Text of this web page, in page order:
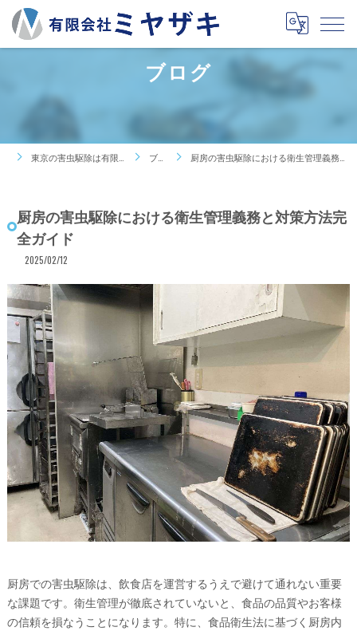
ブログ
東京の害虫駆除は有限会社ミヤザキ ブログ 厨房の害虫駆除における衛生管理義務と対策方法完全ガイド
厨房の害虫駆除における衛生管理義務と対策方法完
全ガイド
2025/02/12
厨房での害虫駆除は、飲食店を運営するうえで避けて通れない重要
な課題です。衛生管理が徹底されていないと、食品の品質やお客様
の信頼を損なうことになります。特に、食品衛生法に基づく厨房内